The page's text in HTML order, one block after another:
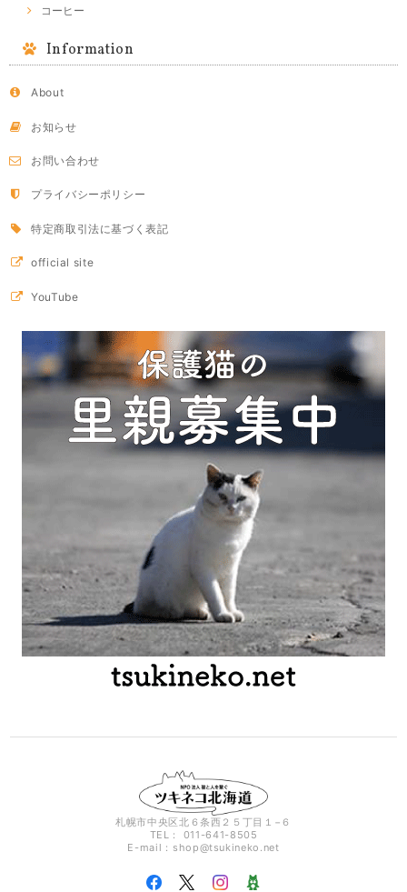
コーヒー
Information
About
お知らせ
お問い合わせ
プライバシーポリシー
特定商取引法に基づく表記
official site
YouTube
札幌市中央区北６条西２５丁目１−６
TEL： 011-641-8505
E-mail： shop@tsukineko.net